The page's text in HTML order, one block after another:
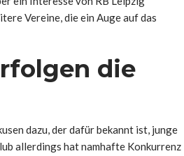
Vereine, die ein Auge auf das
die
dazu, der dafür bekannt ist, junge
allerdings hat namhafte Konkurrenz